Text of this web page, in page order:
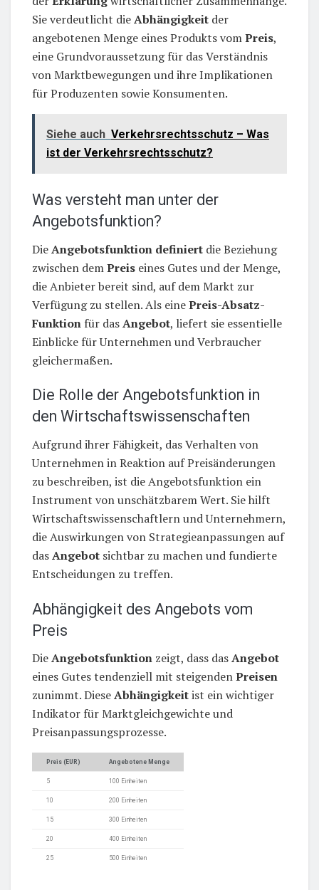
Sie verdeutlicht dieAbhängigkeit der
angebotenen Menge eines Produkts vomPreis,
eine Grundvoraussetzung für das Verständnis
von Marktbewegungen und ihre Implikationen
für Produzenten sowie Konsumenten.
Siehe auch Verkehrsrechtsschutz – Was
ist der Verkehrsrechtsschutz?
Was versteht man unter der
Angebotsfunktion?
DieAngebotsfunktion definiert die Beziehung
zwischen demPreis eines Gutes und der Menge,
die Anbieter bereit sind, auf dem Markt zur
Verfügung zu stellen. Als einePreis-Absatz-
Funktion für dasAngebot, liefert sie essentielle
Einblicke für Unternehmen und Verbraucher
gleichermaßen.
Die Rolle der Angebotsfunktion in
den Wirtschaftswissenschaften
Aufgrund ihrer Fähigkeit, das Verhalten von
Unternehmen in Reaktion auf Preisänderungen
zu beschreiben, ist die Angebotsfunktion ein
Instrument von unschätzbarem Wert. Sie hilft
Wirtschaftswissenschaftlern und Unternehmern,
die Auswirkungen von Strategieanpassungen auf
dasAngebot sichtbar zu machen und fundierte
Entscheidungen zu treffen.
Abhängigkeit des Angebots vom
Preis
DieAngebotsfunktion zeigt, dass dasAngebot
eines Gutes tendenziell mit steigendenPreisen
zunimmt. DieseAbhängigkeitist ein wichtiger
Indikator für Marktgleichgewichte und
Preisanpassungsprozesse.
Preis (EUR) Angebotene Menge
5 100 Einheiten
10 200 Einheiten
15 300 Einheiten
20 400 Einheiten
25 500 Einheiten